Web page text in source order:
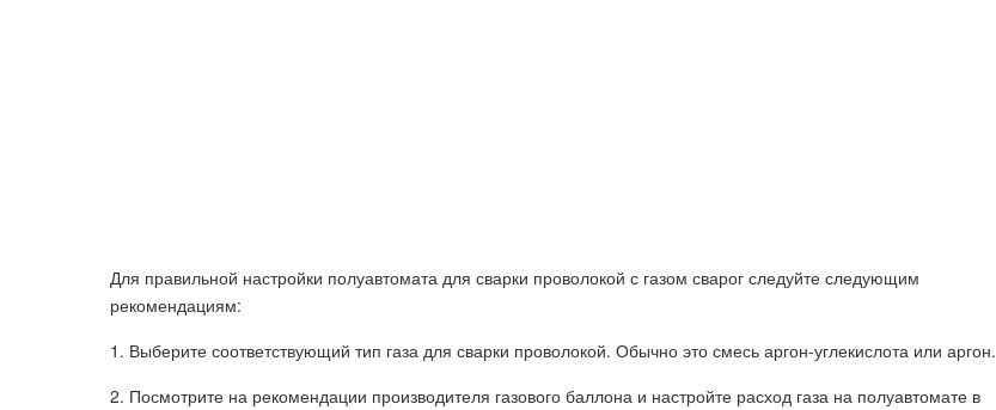
Для правильной настройки полуавтомата для сварки проволокой с газом сварог следуйте следующим
рекомендациям:
1. Выберите соответствующий тип газа для сварки проволокой. Обычно это смесь аргон-углекислота или аргон.
2. Посмотрите на рекомендации производителя газового баллона и настройте расход газа на полуавтомате в